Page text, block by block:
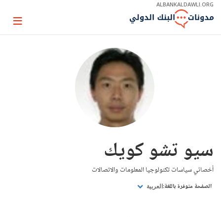
Skip
Main
ALBANKALDAWLI.ORG
Page
سيو تشو كويك
أخصائي سياسات تكنولوجيا المعلومات والاتصالات
الصفحة متوفرة باللغة: العربية